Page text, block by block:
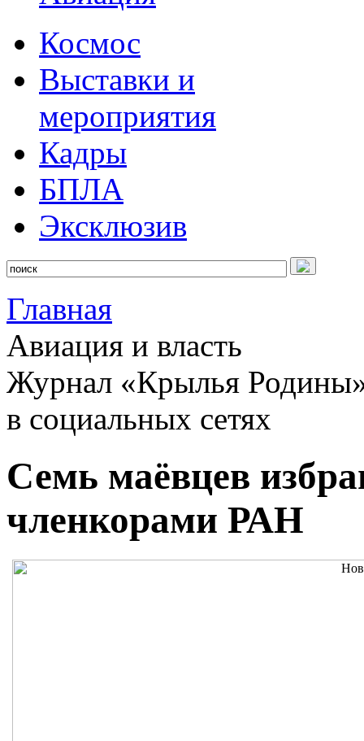
Космос
Выставки и
мероприятия
Кадры
БПЛА
Эксклюзив
Главная
Авиация и власть
Журнал «Крылья
в социальных сетях
Семь маёвцев
членкорами РАН